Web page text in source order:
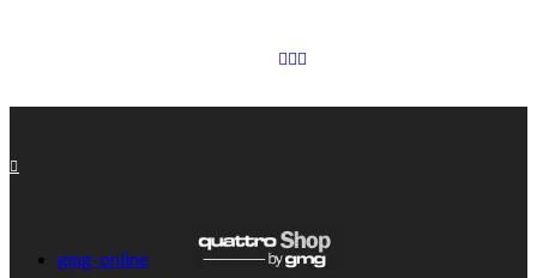
gmg-online